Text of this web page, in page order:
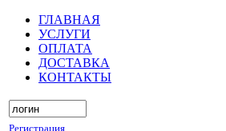
ГЛАВНАЯ
УСЛУГИ
ОПЛАТА
ДОСТАВКА
КОНТАКТЫ
Регистрация